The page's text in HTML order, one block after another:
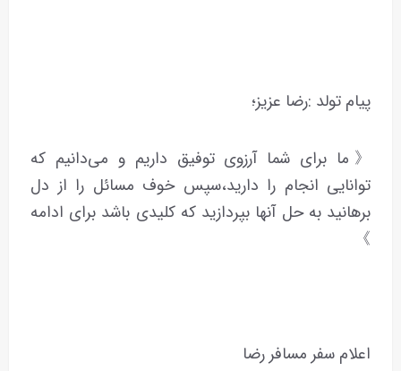
پیام تولد :رضا عزیز؛
《ما برای شما آرزوی توفیق داریم و می‌دانیم که
توانایی انجام را دارید،سپس خوف مسائل را از دل
برهانید به حل آنها بپردازید که کلیدی باشد برای ادامه
》
اعلام سفر مسافر رضا